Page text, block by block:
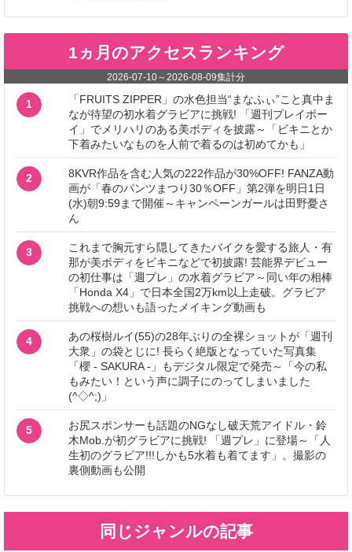
1ヵ月のアクセスランキング
2026-07-10～2026-08-09集計分
1
「FRUITS ZIPPER」の水色担当“まなふぃ”こと真中ま
なが待望の初水着グラビアに挑戦! 「週刊プレイボー
イ」でメリハリのある美ボディを披露～「ビキニとか
下着みたいなものを人前で着るのは初めてかも」
2
8KVR作品を含む人気の222作品が30%OFF! FANZA動
画が「春のパンツまつり30％OFF」第2弾を明日1日
(水)朝9:59まで開催～キャンペーンガールは田野憂さ
ん
3
これまで胸元すら隠してきたバイクを愛する旅人・有
那が美ボディをビキニなどで初披露! 芸能界デビュー
の初仕事は「週プレ」の水着グラビア～同い年の相棒
「Honda X4」で日本全国2万km以上走破。グラビア
挑戦への想いも語ったメイキング動画も
4
あの桜樹ルイ(55)の28年ぶりの全裸ショットが「週刊
大衆」の袋とじに! 長らく絶版となっていた写真集
「櫻 - SAKURA -」もデジタル限定で発売～「今の私
もみたい！という声に調子にのってしまいました
(^◇^;)」
5
お尻スポンサーも話題のNGなし破天荒アイドル・鈴
木Mob.が初グラビアに挑戦! 「週プレ」に登場～「人
生初のグラビア!!!しかも5水着も着てます」。撮影の
裏側動画も公開
同じジャンルの記事